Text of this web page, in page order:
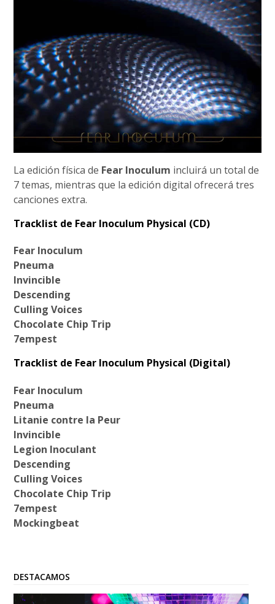
La edición física de Fear Inoculum incluirá un total de
7 temas, mientras que la edición digital ofrecerá tres
canciones extra.
Tracklist de Fear Inoculum Physical (CD)
Fear Inoculum
Pneuma
Invincible
Descending
Culling Voices
Chocolate Chip Trip
7empest
Tracklist de Fear Inoculum Physical (Digital)
Fear Inoculum
Pneuma
Litanie contre la Peur
Invincible
Legion Inoculant
Descending
Culling Voices
Chocolate Chip Trip
7empest
Mockingbeat
DESTACAMOS